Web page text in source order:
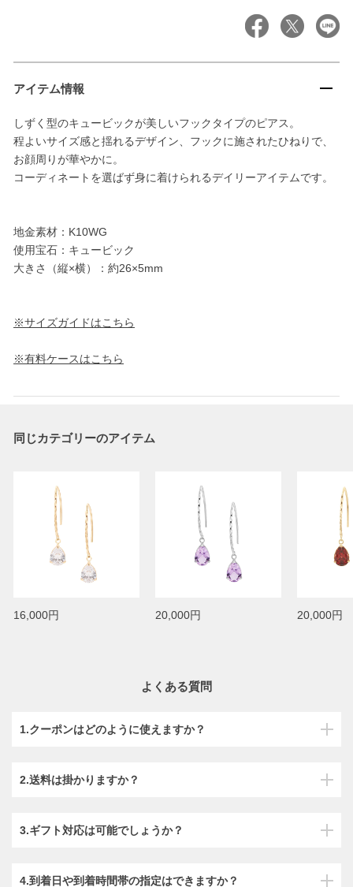
アイテム情報
しずく型のキュービックが美しいフックタイプのピアス。
程よいサイズ感と揺れるデザイン、フックに施されたひねりで、
お顔周りが華やかに。
コーディネートを選ばず身に着けられるデイリーアイテムです。
地金素材：K10WG
使用宝石：キュービック
大きさ（縦×横）：約26×5mm
※サイズガイドはこちら
※有料ケースはこちら
同じカテゴリーのアイテム
16,000円 20,000円 20,000円
よくある質問
1.クーポンはどのように使えますか？
2.送料は掛かりますか？
3.ギフト対応は可能でしょうか？
4.到着日や到着時間帯の指定はできますか？